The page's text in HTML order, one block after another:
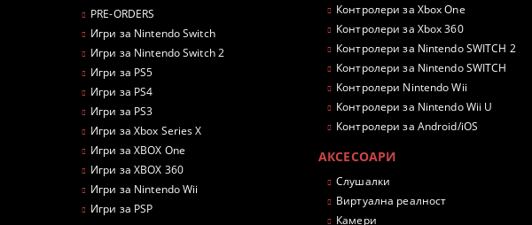
PRE-ORDERS
Игри за Nintendo Switch
Игри за Nintendo Switch 2
Игри за PS5
Игри за PS4
Игри за PS3
Игри за Xbox Series X
Игри за XBOX One
Игри за XBOX 360
Игри за Nintendo Wii
Игри за PSP
Контролери за Xbox One
Контролери за Xbox 360
Контролери за Nintendo SWITCH 2
Контролери за Nintendo SWITCH
Контролери Nintendo Wii
Контролери за Nintendo Wii U
Контролери за Android/iOS
АКСЕСОАРИ
Слушалки
Виртуална реалност
Камери